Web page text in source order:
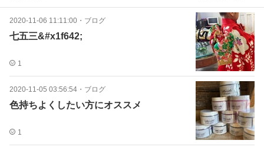
2020-11-06 11:11:00 ・ ブログ
七五三&#x1f642;
1
2020-11-05 03:56:54 ・ ブログ
色持ちよくしたい方にオススメ
1